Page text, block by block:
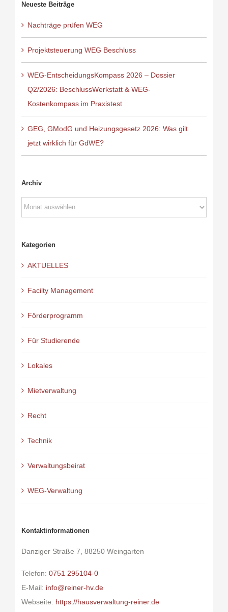
Neueste Beiträge
Nachträge prüfen WEG
Projektsteuerung WEG Beschluss
WEG-EntscheidungsKompass 2026 – Dossier
Q2/2026: BeschlussWerkstatt & WEG-
Kostenkompass im Praxistest
GEG, GModG und Heizungsgesetz 2026: Was gilt
jetzt wirklich für GdWE?
Archiv
Archiv
Kategorien
AKTUELLES
Facilty Management
Förderprogramm
Für Studierende
Lokales
Mietverwaltung
Recht
Technik
Verwaltungsbeirat
WEG-Verwaltung
Kontaktinformationen
Danziger Straße 7, 88250 Weingarten
Telefon: 0751 295104-0
E-Mail: info@reiner-hv.de
Webseite: https://hausverwaltung-reiner.de